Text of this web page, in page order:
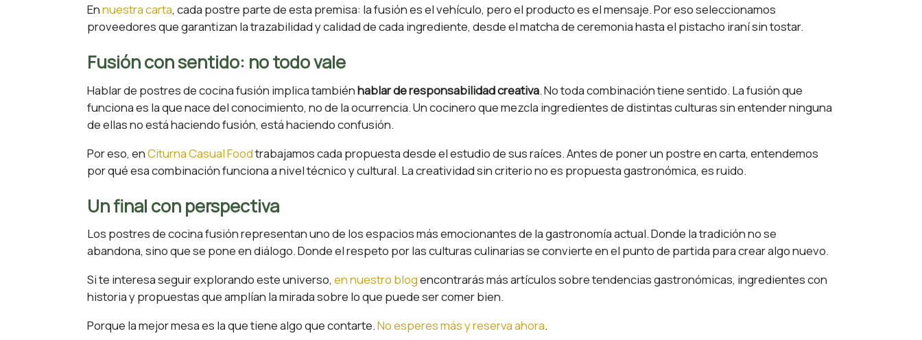
Ennuestra carta, cada postre parte de esta premisa: la fusión es el vehículo, pero el producto es el mensaje. Por eso seleccionamos
proveedores que garantizan la trazabilidad y calidad de cada ingrediente, desde el matcha de ceremonia hasta el pistacho iraní sin tostar.
Fusión con sentido: no todo vale
Hablar de postres de cocina fusión implica tambiénhablar de responsabilidad creativa. No toda combinación tiene sentido. La fusión que
funciona es la que nace del conocimiento, no de la ocurrencia. Un cocinero que mezcla ingredientes de distintas culturas sin entender ninguna
de ellas no está haciendo fusión, está haciendo confusión.
Por eso, enCiturna Casual Foodtrabajamos cada propuesta desde el estudio de sus raíces. Antes de poner un postre en carta, entendemos
por qué esa combinación funciona a nivel técnico y cultural. La creatividad sin criterio no es propuesta gastronómica, es ruido.
Un final con perspectiva
Los postres de cocina fusión representan uno de los espacios más emocionantes de la gastronomía actual. Donde la tradición no se
abandona, sino que se pone en diálogo. Donde el respeto por las culturas culinarias se convierte en el punto de partida para crear algo nuevo.
Si te interesa seguir explorando este universo,en nuestro blogencontrarás más artículos sobre tendencias gastronómicas, ingredientes con
historia y propuestas que amplían la mirada sobre lo que puede ser comer bien.
Porque la mejor mesa es la que tiene algo que contarte.No esperes más y reserva ahora.